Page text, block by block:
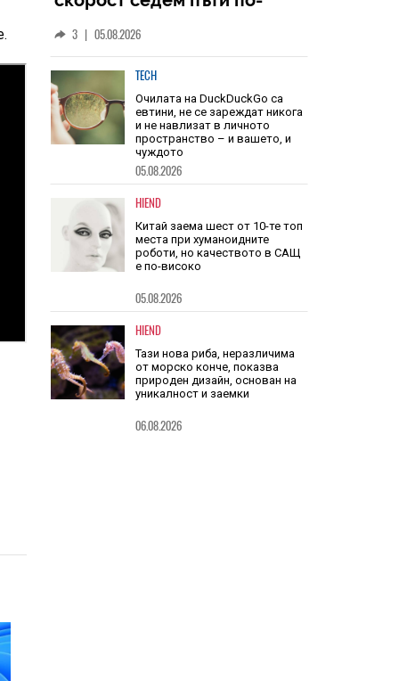
Ракета на SpaceX ще се
разбие в Луната със
голяма от скоростта на
звука05.08.2026
TECH
Очилата на DuckDuckGo са
евтини, не се зареждат никога
и не навлизат в личното
пространство – и вашето, и
чуждото
05.08.2026
HIEND
роботи, но качеството в САЩ
е по-високо
05.08.2026
HIEND
Тази нова риба, неразличима
природен дизайн, основан на